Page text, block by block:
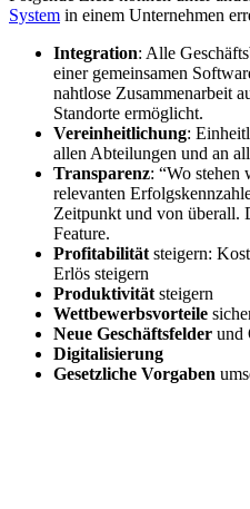
System in einem Unternehmen
Integration: Alle
einer gemeinsamen
nahtlose Zusammenarbeit
Standorte ermöglicht.
Vereinheitlichung:
allen Abteilungen und an
Transparenz: “Wo stehen
relevanten
Zeitpunkt und von überall.
Feature.
Profitabilität steigern:
Erlös steigern
Produktivität steigern
Wettbewerbsvorteile
Neue Geschäftsfelder und
Digitalisierung
Gesetzliche Vorgaben